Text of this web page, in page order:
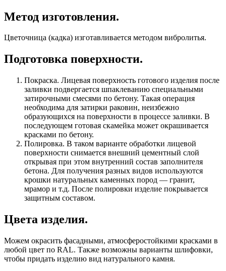
Метод изготовления.
Цветочница (кадка) изготавливается методом вибролитья.
Подготовка поверхности.
Покраска. Лицевая поверхность готового изделия после
заливки подвергается шпаклеванию специальными
затирочными смесями по бетону. Такая операция
необходима для затирки раковин, неизбежно
образующихся на поверхности в процессе заливки. В
последующем готовая скамейка может окрашивается
красками по бетону.
Полировка. В таком варианте обработки лицевой
поверхности снимается внешний цементный слой
открывая при этом внутренний состав заполнителя
бетона. Для получения разных видов используются
крошки натуральных каменных пород — гранит,
мрамор и т.д. После полировки изделие покрывается
защитным составом.
Цвета изделия.
Можем окрасить фасадными, атмосферостойкими красками в
любой цвет по RAL. Также возможны варианты шлифовки,
чтобы придать изделию вид натурального камня.